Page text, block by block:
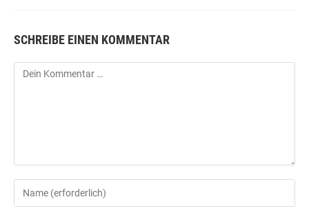
SCHREIBE EINEN KOMMENTAR
Kommentar
Gib
deinen